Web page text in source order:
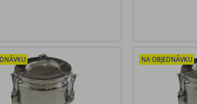
NA OBJEDNÁVKU